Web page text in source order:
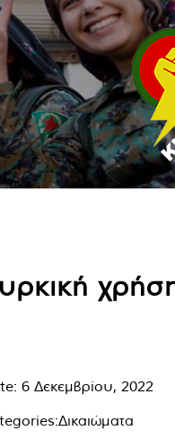
6 Δεκεμβρίου, 2022
Δικαιώματα